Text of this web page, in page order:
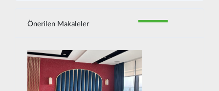
Önerilen Makaleler